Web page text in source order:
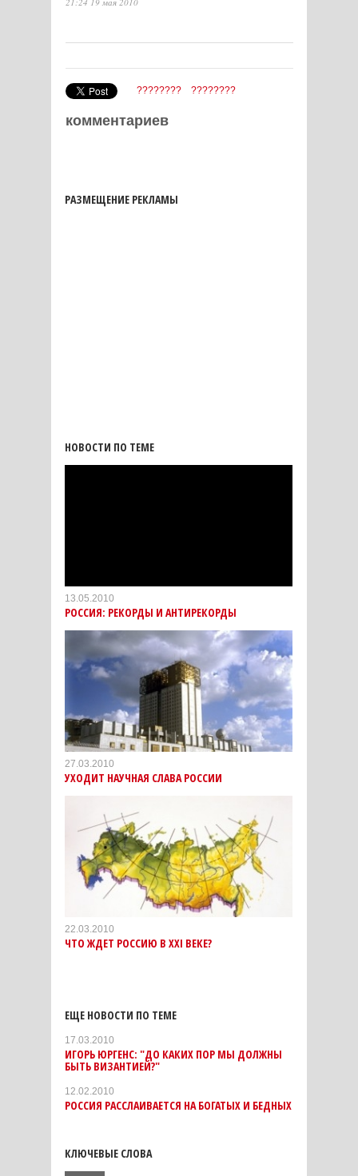
???????? ????????
комментариев
РАЗМЕЩЕНИЕ РЕКЛАМЫ
НОВОСТИ ПО ТЕМЕ
13.05.2010
РОССИЯ: РЕКОРДЫ И АНТИРЕКОРДЫ
27.03.2010
УХОДИТ НАУЧНАЯ СЛАВА РОССИИ
22.03.2010
ЧТО ЖДЕТ РОССИЮ В XXI ВЕКЕ?
ЕЩЕ НОВОСТИ ПО ТЕМЕ
17.03.2010
ИГОРЬ ЮРГЕНС: "ДО КАКИХ ПОР МЫ ДОЛЖНЫ
БЫТЬ ВИЗАНТИЕЙ?"
12.02.2010
РОССИЯ РАССЛАИВАЕТСЯ НА БОГАТЫХ И БЕДНЫХ
КЛЮЧЕВЫЕ СЛОВА